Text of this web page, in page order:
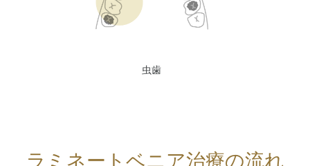
虫歯
ラミネートベニア治療の流れ